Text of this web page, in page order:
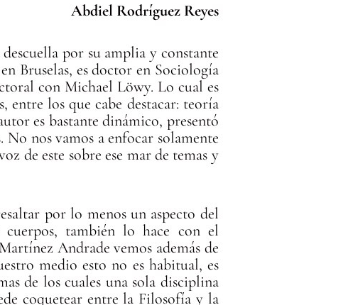
Abdiel Rodríguez Reyes
por su amplia y constante
Bruselas, es doctor en Sociología
con Michael Löwy. Lo cual es
entre los que cabe destacar: teoría
es bastante dinámico, presentó
nos vamos a enfocar solamente
de este sobre ese mar de temas y
por lo menos un aspecto del
también lo hace con el
Andrade vemos además de
medio esto no es habitual, es
de los cuales una sola disciplina
coquetear entre la Filosofía y la